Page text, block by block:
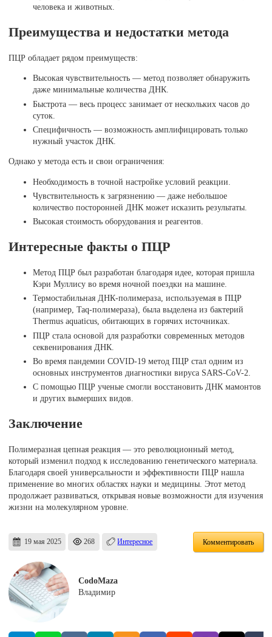
человека и животных.
Преимущества и недостатки метода
ПЦР обладает рядом преимуществ:
Высокая чувствительность — метод позволяет обнаружить
даже минимальные количества ДНК.
Быстрота — весь процесс занимает от нескольких часов до
суток.
Специфичность — возможность амплифицировать только
нужный участок ДНК.
Однако у метода есть и свои ограничения:
Необходимость в точной настройке условий реакции.
Чувствительность к загрязнению — даже небольшое
количество посторонней ДНК может исказить результаты.
Высокая стоимость оборудования и реагентов.
Интересные факты о ПЦР
Метод ПЦР был разработан благодаря идее, которая пришла
Кэри Муллису во время ночной поездки на машине.
Термостабильная ДНК-полимераза, используемая в ПЦР
(например, Taq-полимераза), была выделена из бактерий
Thermus aquaticus, обитающих в горячих источниках.
ПЦР стала основой для разработки современных методов
секвенирования ДНК.
Во время пандемии COVID-19 метод ПЦР стал одним из
основных инструментов диагностики вируса SARS-CoV-2.
С помощью ПЦР ученые смогли восстановить ДНК мамонтов
и других вымерших видов.
Заключение
Полимеразная цепная реакция — это революционный метод,
который изменил подход к исследованию генетического материала.
Благодаря своей универсальности и эффективности ПЦР нашла
применение во многих областях науки и медицины. Этот метод
продолжает развиваться, открывая новые возможности для изучения
жизни на молекулярном уровне.
19 мая 2025 268 Интересное Комментировать
CodoMaza
Владимир